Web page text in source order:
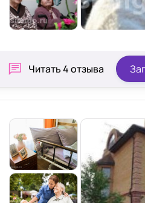
Читать4 отзыва